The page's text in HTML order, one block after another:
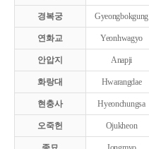
경복궁 Gyeongbokgung
연화교 Yeonhwagyo
안압지 Anapji
화랑대 Hwarangdae
현충사 Hyeonchungsa
오죽헌 Ojukheon